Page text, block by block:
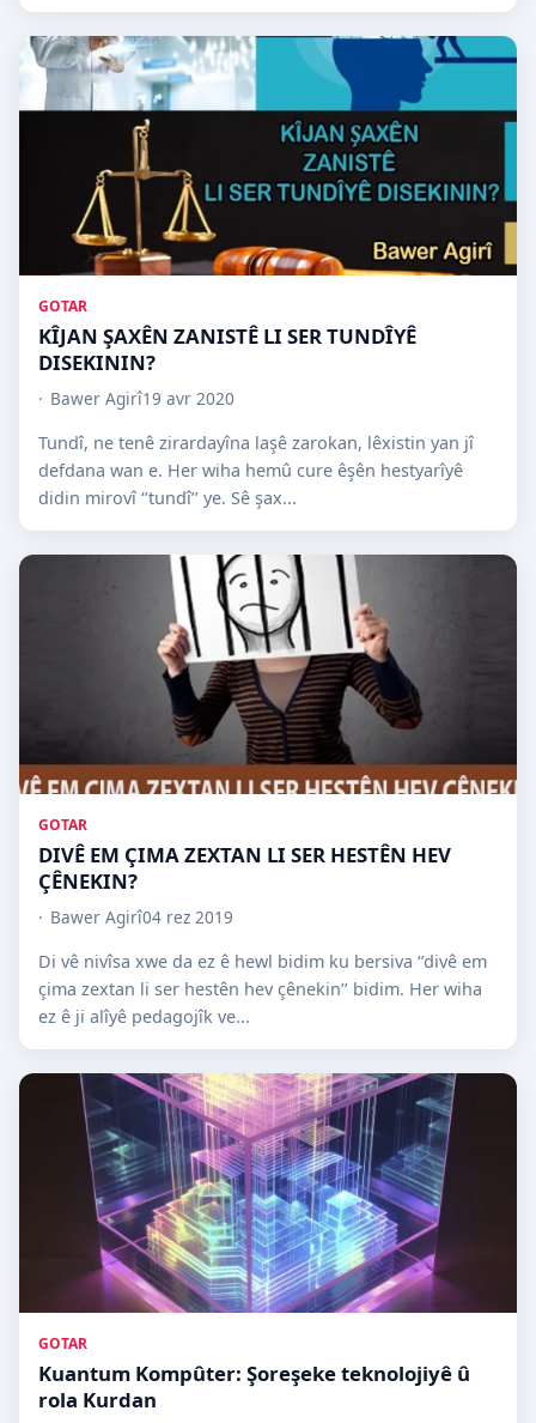
GOTAR
KÎJAN ŞAXÊN ZANISTÊ LI SER TUNDÎYÊ
DISEKININ?
Bawer Agirî19 avr 2020
Tundî, ne tenê zirardayîna laşê zarokan, lêxistin yan jî
defdana wan e. Her wiha hemû cure êşên hestyarîyê
didin mirovî ‘’tundî’’ ye. Sê şax...
GOTAR
DIVÊ EM ÇIMA ZEXTAN LI SER HESTÊN HEV
ÇÊNEKIN?
Bawer Agirî04 rez 2019
Di vê nivîsa xwe da ez ê hewl bidim ku bersiva ‘’divê em
çima zextan li ser hestên hev çênekin’’ bidim. Her wiha
ez ê ji alîyê pedagojîk ve...
GOTAR
Kuantum Kompûter: Şoreşeke teknolojiyê û
rola Kurdan